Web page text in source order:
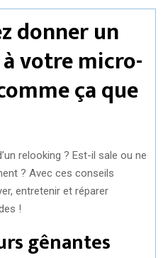
H
A
R
E
I
N
T
E
S
T
H
A
R
E
I
N
K
E
N
H
R
M
I
donner un
votre micro-
ça que
relooking ? Est-il sale ou ne
? Avec ces conseils
entretenir et réparer
!
gênantes